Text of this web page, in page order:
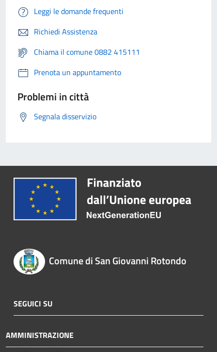
Leggi le domande frequenti
Richiedi Assistenza
Chiama il comune 0882 415111
Prenota un appuntamento
Problemi in città
Segnala disservizio
Comune di San Giovanni Rotondo
SEGUICI SU
AMMINISTRAZIONE